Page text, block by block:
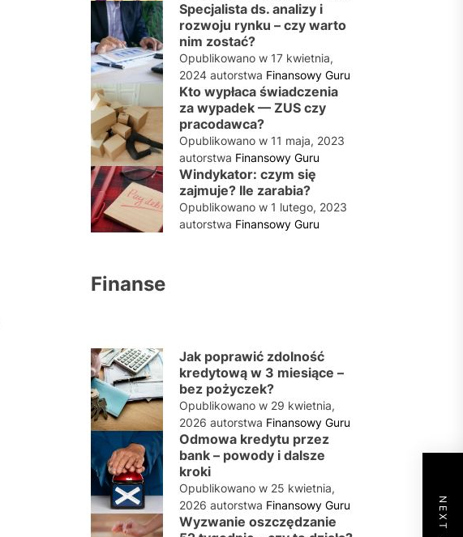
Specjalista ds. analizy i
rozwoju rynku – czy warto
nim zostać?
Opublikowano w 17 kwietnia,
2024 autorstwa Finansowy Guru
Kto wypłaca świadczenia
za wypadek — ZUS czy
pracodawca?
Opublikowano w 11 maja, 2023
autorstwa Finansowy Guru
Windykator: czym się
zajmuje? Ile zarabia?
Opublikowano w 1 lutego, 2023
autorstwa Finansowy Guru
Finanse
Jak poprawić zdolność
kredytową w 3 miesiące –
bez pożyczek?
Opublikowano w 29 kwietnia,
2026 autorstwa Finansowy Guru
Odmowa kredytu przez
bank – powody i dalsze
kroki
Opublikowano w 25 kwietnia,
2026 autorstwa Finansowy Guru
Wyzwanie oszczędzanie